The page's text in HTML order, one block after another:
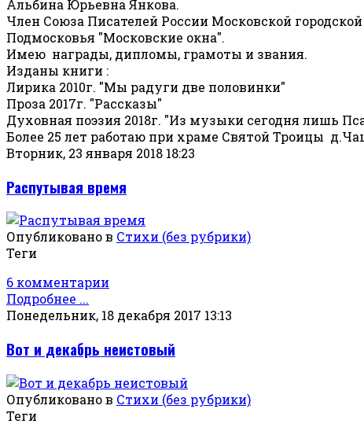
Альбина Юрьевна Янкова.
Член Союза Писателей России Московской
Подмосковья "Московские окна".
Имею награды, дипломы, грамоты и звания.
Изданы книги :
Лирика 2010г. "Мы радуги две половинки"
Проза 2017г. "Рассказы"
Духовная поэзия 2018г. "Из музыки сегодня лишь
Более 25 лет работаю при храме Святой Троицы
Вторник, 23 января 2018 18:23
Распутывая время
Опубликовано в Стихи (без рубрики)
Теги
6 комментарии
Подробнее ...
Понедельник, 18 декабря 2017 13:13
Вот и декабрь неистовый
Опубликовано в Стихи (без рубрики)
Теги